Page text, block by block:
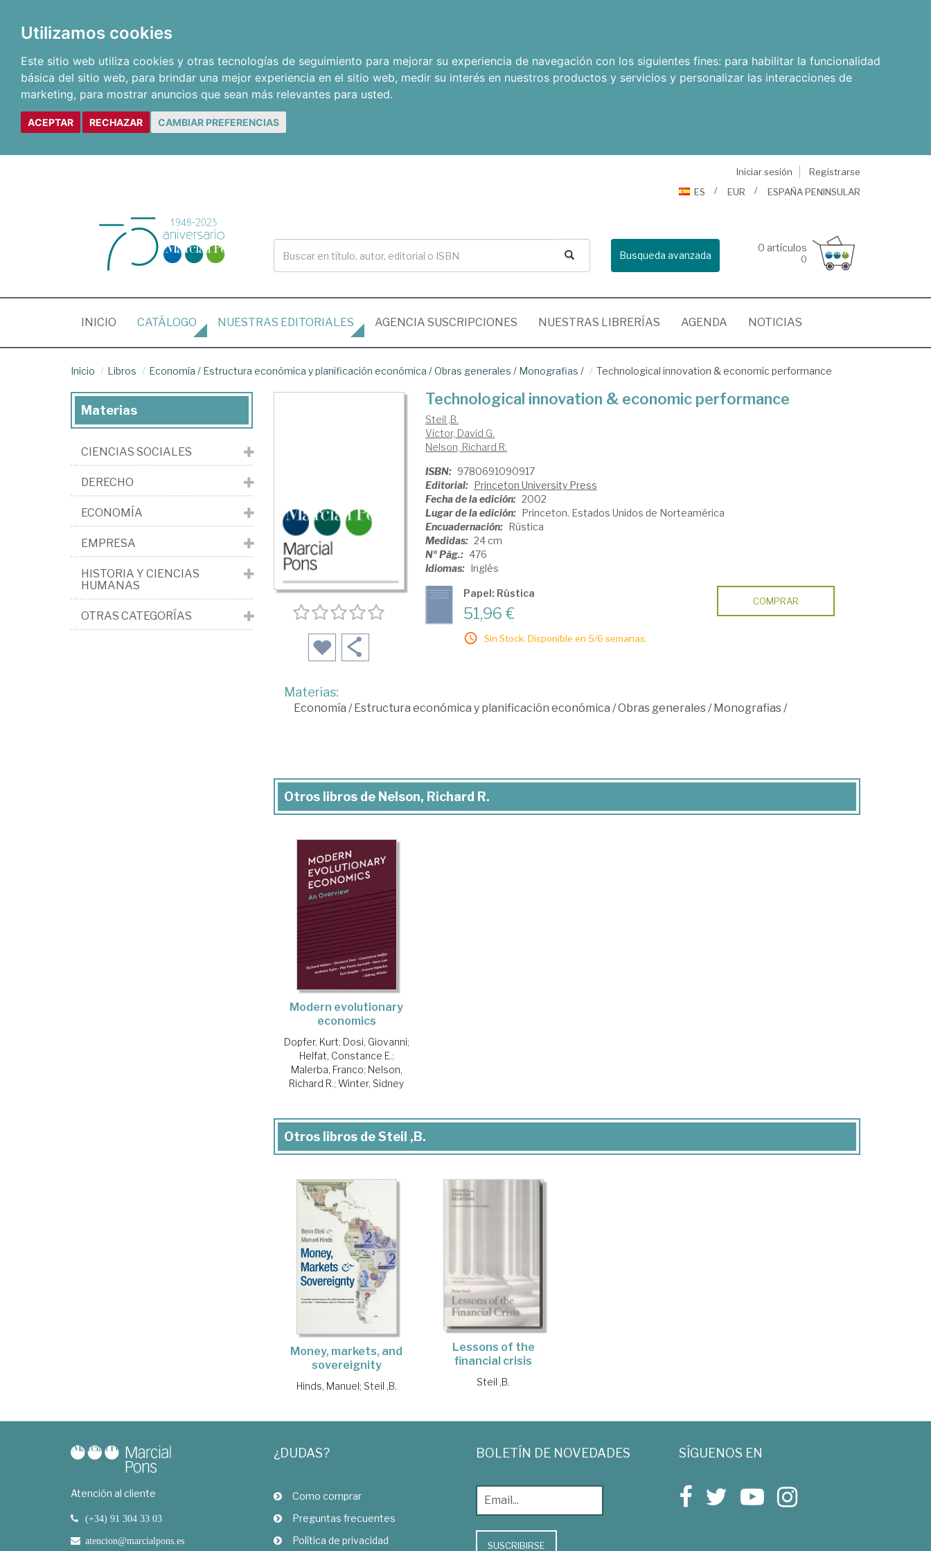
Utilizamos cookies
Este sitio web utiliza cookies y otras tecnologías de seguimiento para mejorar su experiencia de navegación con los siguientes fines: para habilitar la funcionalidad
básica del sitio web, para brindar una mejor experiencia en el sitio web, medir su interés en nuestros productos y servicios y personalizar las interacciones de
marketing, para mostrar anuncios que sean más relevantes para usted.
ACEPTAR RECHAZAR CAMBIAR PREFERENCIAS
Iniciar sesión
Registrarse
ES
EUR ESPAÑA PENINSULAR
Busqueda avanzada
0 artículos
0
INICIO (CURRENT)
CATÁLOGO NUESTRAS EDITORIALES AGENCIA SUSCRIPCIONES NUESTRAS LIBRERÍAS AGENDA NOTICIAS
Inicio Libros Economía / Estructura económica y planificación económica /Obras generales / Monografias / Technological innovation & economic performance
Technological innovation & economic performance
Steil ,B.
Victor, David G.
Nelson, Richard R.
ISBN: 9780691090917
Editorial: Princeton University Press
Fecha de la edición: 2002
Lugar de la edición: Princeton. Estados Unidos de Norteamérica
Encuadernación: Rústica
Medidas: 24 cm
Nº Pág.: 476
Idiomas: Inglés
Papel: Rústica
51,96 €
Sin Stock. Disponible en 5/6 semanas.
COMPRAR
Materias:
Economía /Estructura económica y planificación económica /Obras generales/Monografias/
Otros libros de Nelson, Richard R.
Modern evolutionary
economics
Dopfer, Kurt; Dosi, Giovanni;
Helfat, Constance E.;
Malerba, Franco; Nelson,
Richard R.;Winter, Sidney
Otros libros de Steil ,B.
Money, markets, and
sovereignity
Hinds, Manuel; Steil ,B.
Lessons of the
financial crisis
Steil ,B.
Materias
CIENCIAS SOCIALES
DERECHO
ECONOMÍA
EMPRESA
HISTORIA Y CIENCIAS
HUMANAS
OTRAS CATEGORÍAS
Atención al cliente
(+34) 91 304 33 03
atencion@marcialpons.es
¿DUDAS?
Como comprar
Preguntas frecuentes
Política de privacidad
BOLETÍN DE NOVEDADES
SUSCRIBIRSE
SÍGUENOS EN